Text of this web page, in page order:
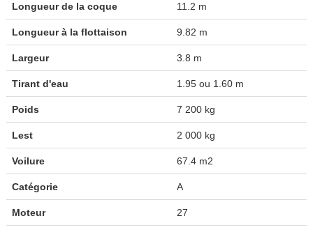
Longueur de la coque 11.2 m
Longueur à la flottaison 9.82 m
Largeur 3.8 m
Tirant d'eau 1.95 ou 1.60 m
Poids 7 200 kg
Lest 2 000 kg
Voilure 67.4 m2
Catégorie A
Moteur 27